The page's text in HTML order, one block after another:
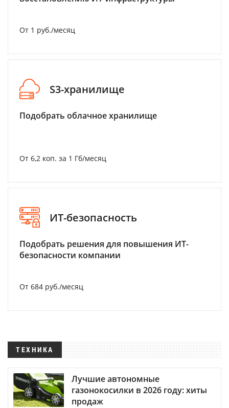
От 1 руб./месяц
S3-хранилище
Подобрать облачное хранилище
От 6,2 коп. за 1 Гб/месяц
ИТ-безопасность
Подобрать решения для повышения ИТ-
безопасности компании
От 684 руб./месяц
ТЕХНИКА
Лучшие автономные
газонокосилки в 2026 году: хиты
продаж